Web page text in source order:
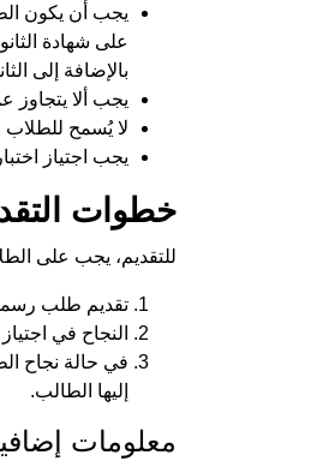
يجب أن يكون
بالإضافة إلى
يجب ألا يتجاوز عمر
لا يُسمح للطلاب
يجب اجتياز
خطوات
للتقديم، يجب على
تقديم طلب
النجاح في
في حالة نجاح
إليها الطالب.
معلومات